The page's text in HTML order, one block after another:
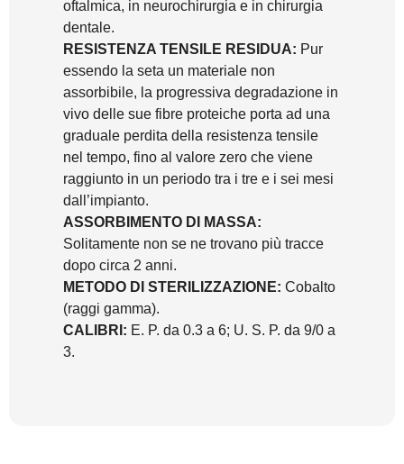
oftalmica, in neurochirurgia e in chirurgia
dentale.
RESISTENZA TENSILE RESIDUA: Pur
essendo la seta un materiale non
assorbibile, la progressiva degradazione in
vivo delle sue fibre proteiche porta ad una
graduale perdita della resistenza tensile
nel tempo, fino al valore zero che viene
raggiunto in un periodo tra i tre e i sei mesi
dall’impianto.
ASSORBIMENTO DI MASSA:
Solitamente non se ne trovano più tracce
dopo circa 2 anni.
METODO DI STERILIZZAZIONE: Cobalto
(raggi gamma).
CALIBRI: E. P. da 0.3 a 6; U. S. P. da 9/0 a
3.